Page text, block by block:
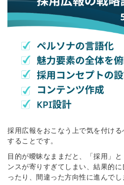
採用広報をおこなう上で気を付け
することです。
目的が曖昧なままだと、「採用」
ンスが寄りすぎてしまい、結果的
ったり、間違った方向性に進んでし